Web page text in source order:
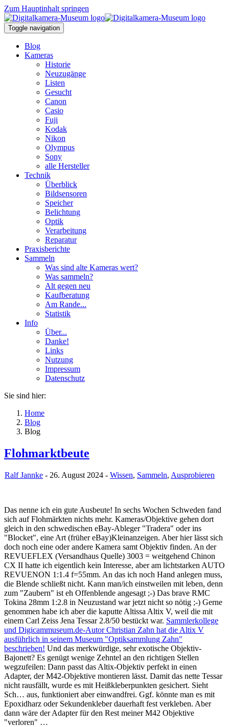
Zum Hauptinhalt springen
Toggle navigation
Blog
Kameras
Historie
Neuzugänge
Listen
Gesucht
Canon
Casio
Fuji
Kodak
Nikon
Olympus
Sony
alle Hersteller
Technik
Überblick
Bildsensoren
Speicher
Belichtung
Optik
Verarbeitung
Reparatur
Praxisberichte
Sammeln
Was sind alte Kameras wert?
Was sammeln?
Alt gegen neu
Kaufberatung
Am Rande...
Statistik
Info
Über...
Danke!
Links
Nutzung
Impressum
Datenschutz
Sie sind hier:
Home
Blog
Blog
Flohmarktbeute
Ralf Jannke - 26. August 2024 - Wissen, Sammeln, Ausprobieren
Das nenne ich ein gute Ausbeute! In sechs Wochen Schweden fand
sich auf Flohmärkten nichts mehr. Kameras/Objektive gehen dort
gleich in den schwedischen eBay-Ableger "Tradera" oder ins
"Blocket", eine Art (früher eBay)Kleinanzeigen. Aber hier lässt sich
doch noch eine oder andere Kamera samt Objektiv finden. An der
REVUEFLEX (Versandhaus Quelle) 3003 = weitgehend Chinon
CX II hatte ich eigentlich kein Interesse, aber am lichtstarken AUTO
REVUENON 1:1.4 f=55mm. An das ich noch Hand anlegen muss,
die Blende schließt nicht. Kann man/ich einstweilen mit leben, denn
zum "Zaubern" ist eh Offenblende angesagt ;-) Das brave RMC
Tokina 28mm 1:2.8 in Neuzustand war jetzt nicht so nötig ;-) Gerne
genommen habe ich aber die kaputte Altissa Altix V, weil die mit
einem Carl Zeiss Jena Tessar 2.8/50 bestückt war. Sammlerkollege
und Digicammuseum.de-Autor Christian Zahn hat die Altix V
ausführlich in seinem Museum "Optiksammlung Zahn"
beschrieben! Und das merkwürdige, sehr exotische Objektiv-
Bajonett? Es genügt wenige Zehntel an den richtigen Stellen
wegzufeilen: Dann passt das Altix-Objektiv perfekt in einen
Adapter, der M42-Objektive montieren lässt. Damit das nette Tessar
nicht rausfällt, wurde es mit Heißkleberpunkten gesichert. Sieht
Sch… aus, funktioniert aber einwandfrei. Ggf. könnte man es mit
Epoxidharz oder Sekundenkleber dauerhaft fest verkleben. Aber
dann wäre der Adapter für den Rest meiner M42 Objektive
"verloren" …